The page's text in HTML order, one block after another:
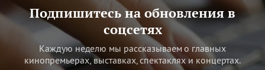
Подпишитесь на обновления в
соцсетях
Каждую неделю мы рассказываем о главных
кинопремьерах, выставках, спектаклях и концертах.